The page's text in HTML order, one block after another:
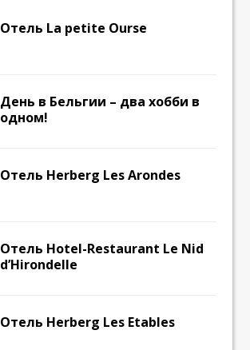
Отель La petite Ourse
День в Бельгии – два хобби в
одном!
Отель Herberg Les Arondes
Отель Hotel-Restaurant Le Nid
d’Hirondelle
Отель Herberg Les Etables